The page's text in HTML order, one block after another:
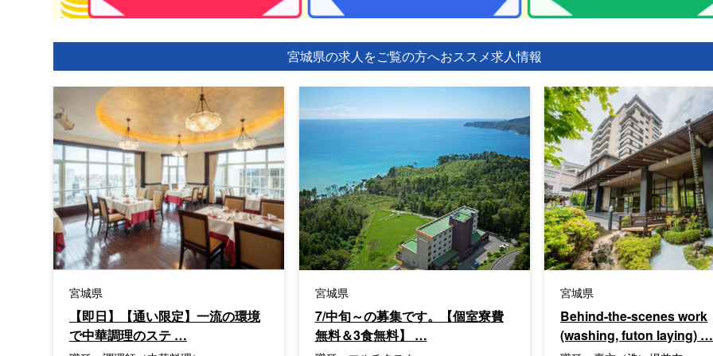
宮城県の求人をご覧の方へおススメ求人情報
宮城県
【即日】【通い限定】一流の環境
で中華調理のステ …
宮城県
7/中旬～の募集です。【個室寮費
無料＆3食無料】 …
宮城県
Behind-the-scenes work
(washing, futon laying) …